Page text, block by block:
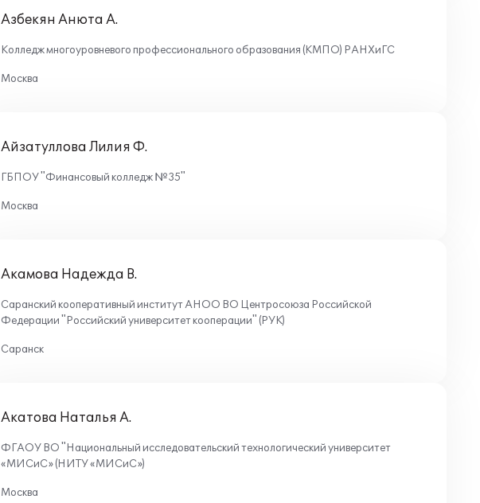
Азбекян Анюта А.
Колледж многоуровневого профессионального образования (КМПО) РАНХиГС
Москва
Айзатуллова Лилия Ф.
ГБПОУ "Финансовый колледж №35"
Москва
Акамова Надежда В.
Саранский кооперативный институт АНОО ВО Центросоюза Российской
Федерации "Российский университет кооперации" (РУК)
Саранск
Акатова Наталья А.
ФГАОУ ВО "Национальный исследовательский технологический университет
«МИСиС» (НИТУ «МИСиС»)
Москва